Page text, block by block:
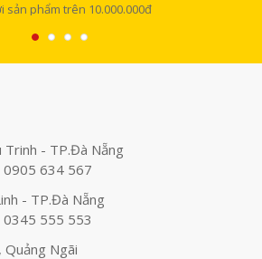
sản phẩm trên 10.000.000đ
Trinh - TP.Đà Nẵng
0905 634 567
- TP.Đà Nẵng
0345 555 553
Ngãi